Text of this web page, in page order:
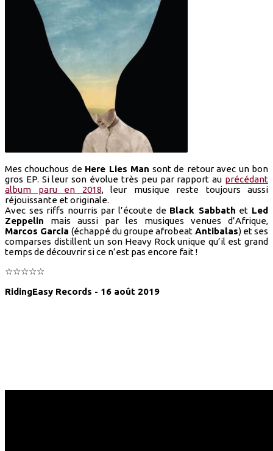
Mes chouchous de Here Lies Man sont de retour avec un bon
gros EP. Si leur son évolue très peu par rapport au précédant
album paru en 2018, leur musique reste toujours aussi
réjouissante et originale.
Avec ses riffs nourris par l’écoute de Black Sabbath et Led
Zeppelin mais aussi par les musiques venues d’Afrique,
Marcos Garcia (échappé du groupe afrobeat Antibalas) et ses
comparses distillent un son Heavy Rock unique qu’il est grand
temps de découvrir si ce n’est pas encore fait !
☆☆☆☆☆
RidingEasy Records - 16 août 2019